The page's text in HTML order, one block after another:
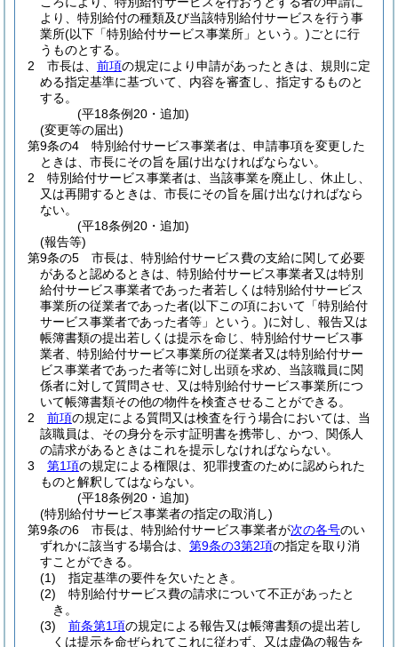
より、特別給付の種類及び当該特別給付サービスを行う事
業所(以下「特別給付サービス事業所」という。)ごとに行
うものとする。
2
市長は、 前項の規定により申請があったときは、規則に定
める指定基準に基づいて、内容を審査し、指定するものと
する。
(平18条例20・追加)
(変更等の届出)
第9条の4
特別給付サービス事業者は、申請事項を変更した
ときは、市長にその旨を届け出なければならない。
2
特別給付サービス事業者は、当該事業を廃止し、休止し、
又は再開するときは、市長にその旨を届け出なければなら
ない。
(平18条例20・追加)
(報告等)
第9条の5
市長は、特別給付サービス費の支給に関して必要
があると認めるときは、特別給付サービス事業者又は特別
給付サービス事業者であった者若しくは特別給付サービス
事業所の従業者であった者(以下この項において「特別給付
サービス事業者であった者等」という。)に対し、報告又は
帳簿書類の提出若しくは提示を命じ、特別給付サービス事
業者、特別給付サービス事業所の従業者又は特別給付サー
ビス事業者であった者等に対し出頭を求め、当該職員に関
係者に対して質問させ、又は特別給付サービス事業所につ
いて帳簿書類その他の物件を検査させることができる。
2
前項の規定による質問又は検査を行う場合においては、当
該職員は、その身分を示す証明書を携帯し、かつ、関係人
の請求があるときはこれを提示しなければならない。
3
第1項の規定による権限は、犯罪捜査のために認められた
ものと解釈してはならない。
(平18条例20・追加)
(特別給付サービス事業者の指定の取消し)
第9条の6
市長は、特別給付サービス事業者が次の各号のい
ずれかに該当する場合は、 第9条の3第2項の指定を取り消
すことができる。
(1)
指定基準の要件を欠いたとき。
(2)
特別給付サービス費の請求について不正があったと
き。
(3)
前条第1項の規定による報告又は帳簿書類の提出若し
くは提示を命ぜられてこれに従わず、又は虚偽の報告を